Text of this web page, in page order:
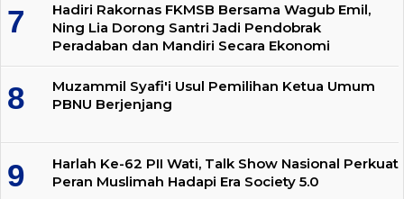
Hadiri Rakornas FKMSB Bersama Wagub Emil,
Ning Lia Dorong Santri Jadi Pendobrak
Peradaban dan Mandiri Secara Ekonomi
Muzammil Syafi'i Usul Pemilihan Ketua Umum
PBNU Berjenjang
Harlah Ke-62 PII Wati, Talk Show Nasional Perkuat
Peran Muslimah Hadapi Era Society 5.0